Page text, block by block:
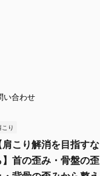
い合わせ
こり
肩こり解消を目指すな
】首の歪み・骨盤の歪